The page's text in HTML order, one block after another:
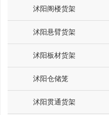
沭阳阁楼货架
沭阳悬臂货架
沭阳板材货架
沭阳仓储笼
沭阳贯通货架